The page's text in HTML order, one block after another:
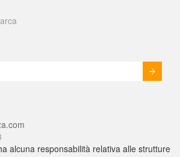
alcuna responsabilità relativa alle strutture